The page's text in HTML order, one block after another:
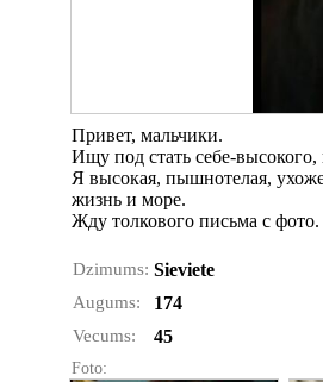
Привет, мальчики.
Ищу под стать себе-высокого,
Я высокая, пышнотелая,
жизнь и море.
Жду толкового письма с
Dzimums: Sieviete
Augums: 174
Vecums: 45
Foto: